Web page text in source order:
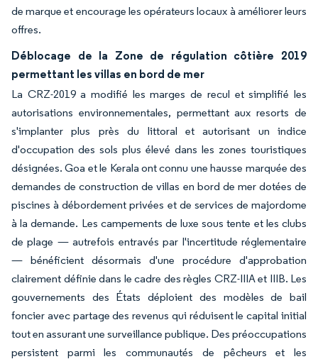
de marque et encourage les opérateurs locaux à améliorer leurs
offres.
Déblocage de la Zone de régulation côtière 2019
permettant les villas en bord de mer
La CRZ-2019 a modifié les marges de recul et simplifié les
autorisations environnementales, permettant aux resorts de
s'implanter plus près du littoral et autorisant un indice
d'occupation des sols plus élevé dans les zones touristiques
désignées. Goa et le Kerala ont connu une hausse marquée des
demandes de construction de villas en bord de mer dotées de
piscines à débordement privées et de services de majordome
à la demande. Les campements de luxe sous tente et les clubs
de plage — autrefois entravés par l'incertitude réglementaire
— bénéficient désormais d'une procédure d'approbation
clairement définie dans le cadre des règles CRZ-IIIA et IIIB. Les
gouvernements des États déploient des modèles de bail
foncier avec partage des revenus qui réduisent le capital initial
tout en assurant une surveillance publique. Des préoccupations
persistent parmi les communautés de pêcheurs et les